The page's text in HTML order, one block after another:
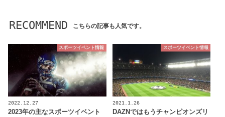
RECOMMEND こちらの記事も人気です。
スポーツイベント情報
2022.12.27
2023年の主なスポーツイベント
スポーツイベント情報
2021.1.26
DAZNではもうチャンピオンズリ